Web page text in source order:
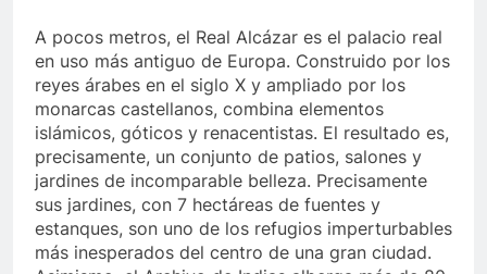
A pocos metros, el Real Alcázar es el palacio real
en uso más antiguo de Europa. Construido por los
reyes árabes en el siglo X y ampliado por los
monarcas castellanos, combina elementos
islámicos, góticos y renacentistas. El resultado es,
precisamente, un conjunto de patios, salones y
jardines de incomparable belleza. Precisamente
sus jardines, con 7 hectáreas de fuentes y
estanques, son uno de los refugios imperturbables
más inesperados del centro de una gran ciudad.